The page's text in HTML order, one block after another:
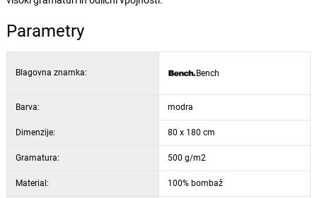
Parametry
Blagovna znamka: Bench
Barva: modra
Dimenzije: 80 x 180 cm
Gramatura: 500 g/m2
Material: 100% bombaž